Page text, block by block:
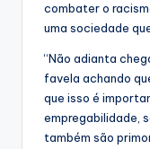
combater o
uma sociedade
“Não adianta
favela achando
que isso é
empregabilidade,
também são